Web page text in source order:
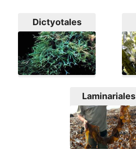
Dictyotales
Laminariales